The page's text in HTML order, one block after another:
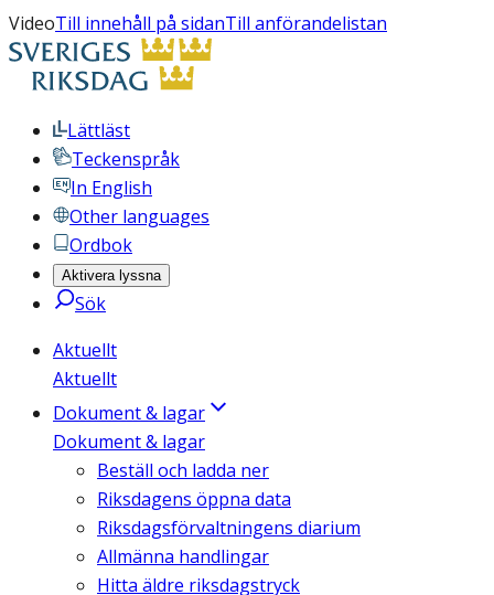
VideoTill innehåll på sidanTill anförandelistan
Lättläst
Teckenspråk
In English
Other languages
Ordbok
Aktivera lyssna
Sök
Aktuellt
Aktuellt
Dokument & lagar
Dokument & lagar
Beställ och ladda ner
Riksdagens öppna data
Riksdagsförvaltningens diarium
Allmänna handlingar
Hitta äldre riksdagstryck